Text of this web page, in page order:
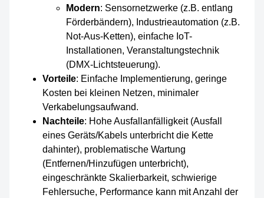
Modern: Sensornetzwerke (z.B. entlang
Förderbändern), Industrieautomation (z.B.
Not-Aus-Ketten), einfache IoT-
Installationen, Veranstaltungstechnik
(DMX-Lichtsteuerung).
Vorteile: Einfache Implementierung, geringe
Kosten bei kleinen Netzen, minimaler
Verkabelungsaufwand.
Nachteile: Hohe Ausfallanfälligkeit (Ausfall
eines Geräts/Kabels unterbricht die Kette
dahinter), problematische Wartung
(Entfernen/Hinzufügen unterbricht),
eingeschränkte Skalierbarkeit, schwierige
Fehlersuche, Performance kann mit Anzahl der